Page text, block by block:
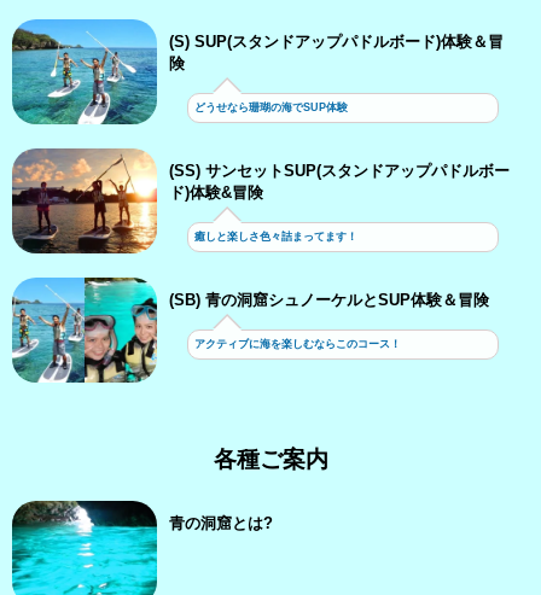
(S) SUP(スタンドアップパドルボード)体験＆冒
険
どうせなら珊瑚の海でSUP体験
(SS) サンセットSUP(スタンドアップパドルボー
ド)体験&冒険
癒しと楽しさ色々詰まってます！
(SB) 青の洞窟シュノーケルとSUP体験＆冒険
アクティブに海を楽しむならこのコース！
各種ご案内
青の洞窟とは?